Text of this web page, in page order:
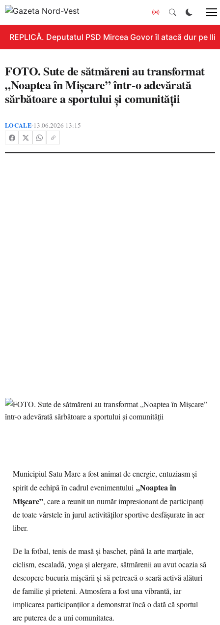
REPLICĂ. Deputatul PSD Mircea Govor îl atacă dur pe
FOTO. Sute de sătmăreni au transformat
„Noaptea în Mișcare” într-o adevărată
sărbătoare a sportului și comunității
LOCALE•13.06.2026 13:15
Municipiul Satu Mare a fost animat de energie, entuziasm și
spirit de echipă în cadrul evenimentului „Noaptea în
Mișcare”, care a reunit un număr impresionant de participanți
de toate vârstele în jurul activităților sportive desfășurate în aer
liber.
De la fotbal, tenis de masă și baschet, până la arte marțiale,
ciclism, escaladă, yoga și alergare, sătmărenii au avut ocazia să
descopere bucuria mișcării și să petreacă o seară activă alături
de familie și prieteni. Atmosfera a fost una vibrantă, iar
implicarea participanților a demonstrat încă o dată că sportul
are puterea de a uni comunitatea.